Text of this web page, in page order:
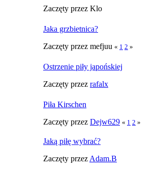
Zaczęty przez Klo
Jaka grzbietnica?
Zaczęty przez mefjuu « 1 2 »
Ostrzenie piły japońskiej
Zaczęty przez rafalx
Piła Kirschen
Zaczęty przez Dejw629 « 1 2 »
Jaką piłę wybrać?
Zaczęty przez Adam.B